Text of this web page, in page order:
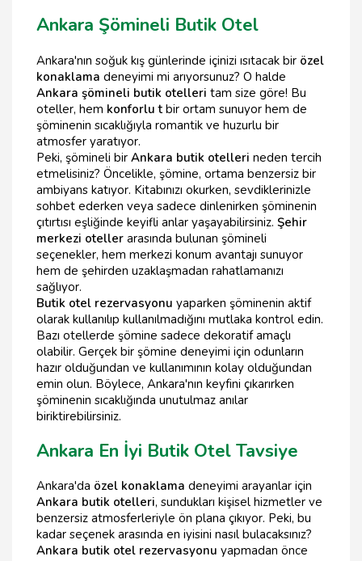
Ankara Şömineli Butik Otel
Ankara'nın soğuk kış günlerinde içinizi ısıtacak bir özel
konaklama deneyimi mi arıyorsunuz? O halde
Ankara şömineli butik otelleri tam size göre! Bu
oteller, hem konforlu t bir ortam sunuyor hem de
şöminenin sıcaklığıyla romantik ve huzurlu bir
atmosfer yaratıyor.
Peki, şömineli bir Ankara butik otelleri neden tercih
etmelisiniz? Öncelikle, şömine, ortama benzersiz bir
ambiyans katıyor. Kitabınızı okurken, sevdiklerinizle
sohbet ederken veya sadece dinlenirken şöminenin
çıtırtısı eşliğinde keyifli anlar yaşayabilirsiniz. Şehir
merkezi oteller arasında bulunan şömineli
seçenekler, hem merkezi konum avantajı sunuyor
hem de şehirden uzaklaşmadan rahatlamanızı
sağlıyor.
Butik otel rezervasyonu yaparken şöminenin aktif
olarak kullanılıp kullanılmadığını mutlaka kontrol edin.
Bazı otellerde şömine sadece dekoratif amaçlı
olabilir. Gerçek bir şömine deneyimi için odunların
hazır olduğundan ve kullanımının kolay olduğundan
emin olun. Böylece, Ankara'nın keyfini çıkarırken
şöminenin sıcaklığında unutulmaz anılar
biriktirebilirsiniz.
Ankara En İyi Butik Otel Tavsiye
Ankara'da özel konaklama deneyimi arayanlar için
Ankara butik otelleri, sundukları kişisel hizmetler ve
benzersiz atmosferleriyle ön plana çıkıyor. Peki, bu
kadar seçenek arasında en iyisini nasıl bulacaksınız?
Ankara butik otel rezervasyonu yapmadan önce